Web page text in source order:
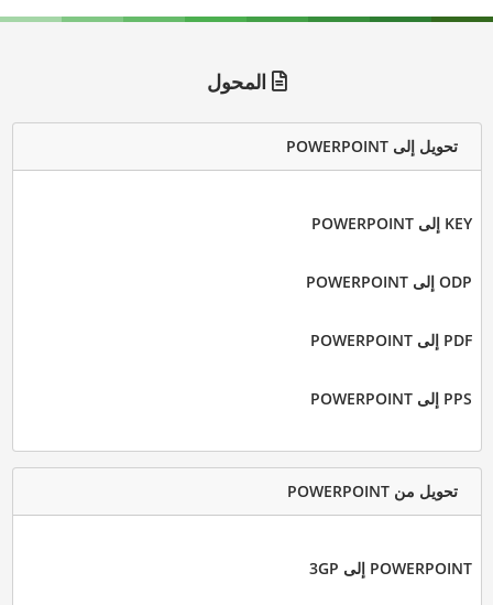
المحول
تحويل إلى POWERPOINT
KEY إلى POWERPOINT
ODP إلى POWERPOINT
PDF إلى POWERPOINT
PPS إلى POWERPOINT
تحويل من POWERPOINT
POWERPOINT إلى 3GP